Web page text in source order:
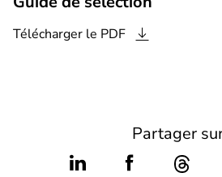
Télécharger le PDF
Partager